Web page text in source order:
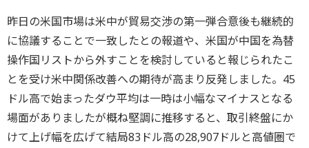
昨日の米国市場は米中が貿易交渉の第一弾合意後も継続的
に協議することで一致したとの報道や、米国が中国を為替
操作国リストから外すことを検討していると報じられたこ
とを受け米中関係改善への期待が高まり反発しました。45
ドル高で始まったダウ平均は一時は小幅なマイナスとなる
場面がありましたが概ね堅調に推移すると、取引終盤にか
けて上げ幅を広げて結局83ドル高の28,907ドルと高値圏で